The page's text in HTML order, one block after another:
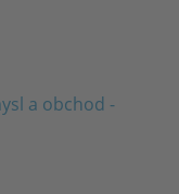
a obchod -